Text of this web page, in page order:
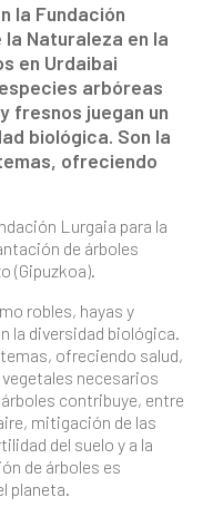
la Fundación
Naturaleza en la
en Urdaibai
arbóreas
fresnos juegan un
biológica. Son la
ofreciendo
Lurgaia para la
de árboles
(Gipuzkoa).
robles, hayas y
la diversidad biológica.
ofreciendo salud,
necesarios
contribuye, entre
mitigación de las
del suelo y a la
de árboles es
planeta.